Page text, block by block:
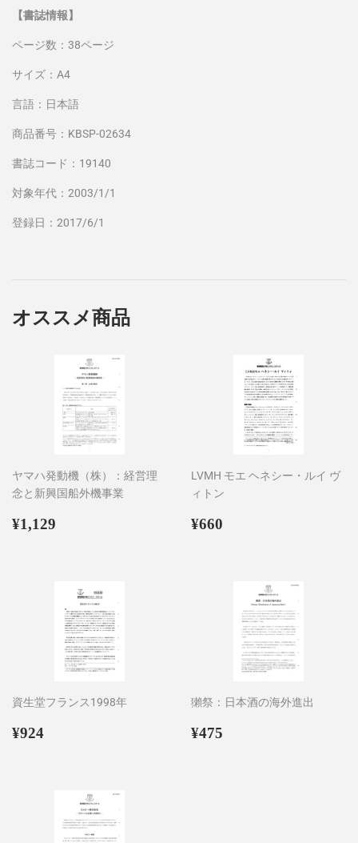
【書誌情報】
ページ数：38ページ
サイズ：A4
言語：日本語
商品番号：KBSP-02634
書誌コード：19140
対象年代：2003/1/1
登録日：2017/6/1
オススメ商品
ヤマハ発動機（株）：経営理
念と新興国船外機事業
通
¥1,129
LVMH モエ ヘネシー・ルイ ヴ
ィトン
通
¥660
資生堂フランス1998年
通
¥924
獺祭：日本酒の海外進出
通
¥475